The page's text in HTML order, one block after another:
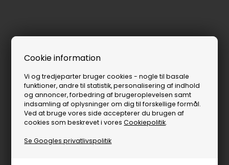
Cookie information
Vi og tredjeparter bruger cookies - nogle til basale
funktioner, andre til statistik, personalisering af indhold
og annoncer, forbedring af brugeroplevelsen samt
indsamling af oplysninger om dig til forskellige formål.
Ved at bruge vores side accepterer du brugen af
cookies som beskrevet i voresCookiepolitik.
Se Googles privatlivspolitik